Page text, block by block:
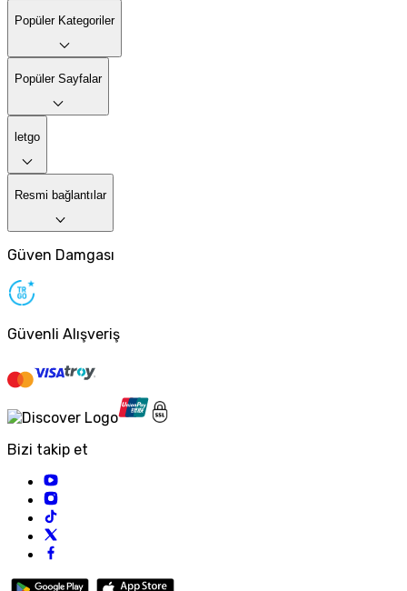
Popüler Kategoriler
Popüler Sayfalar
letgo
Resmi bağlantılar
Güven Damgası
Güvenli Alışveriş
Bizi takip et